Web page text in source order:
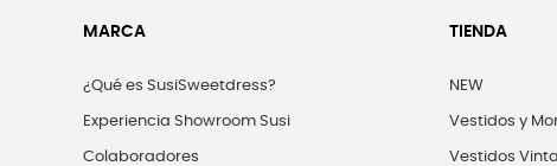
MARCA
¿Qué es SusiSweetdress?
Experiencia Showroom Susi
Colaboradores
TIENDA
NEW
Vestidos y
Vestidos